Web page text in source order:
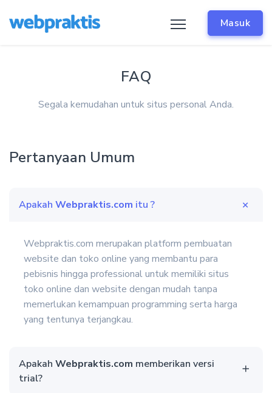
Masuk
FAQ
Segala kemudahan untuk situs personal Anda.
Pertanyaan Umum
Apakah Webpraktis.com itu ?
Webpraktis.com merupakan platform pembuatan
website dan toko online yang membantu para
pebisnis hingga professional untuk memiliki situs
toko online dan website dengan mudah tanpa
memerlukan kemampuan programming serta harga
yang tentunya terjangkau.
Apakah Webpraktis.com memberikan versi
trial?